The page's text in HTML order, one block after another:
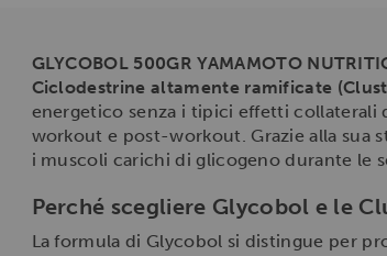
GLYCOBOL 500GR YAMAMOTO
Ciclodestrine altamente ramificate
energetico senza i tipici effetti collaterali
workout e post-workout. Grazie alla sua
i muscoli carichi di glicogeno durante le
Perché scegliere Glycobol e le
La formula di Glycobol si distingue per